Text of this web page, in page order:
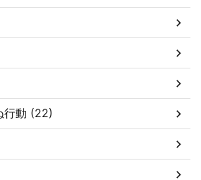
行動 (22)